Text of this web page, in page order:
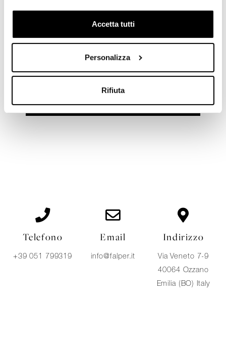
Accetta tutti
Personalizza
Rifiuta
dell’informativa sul trattamento dei dati ai
sensi dell’art. 13 del Regolamento (UE)
2016/679 (“GDPR”).
Telefono
+39 051 799319
Email
info@falper.it
Indirizzo
Via Veneto 7-9
40064 Ozzano
Emilia (BO) Italy